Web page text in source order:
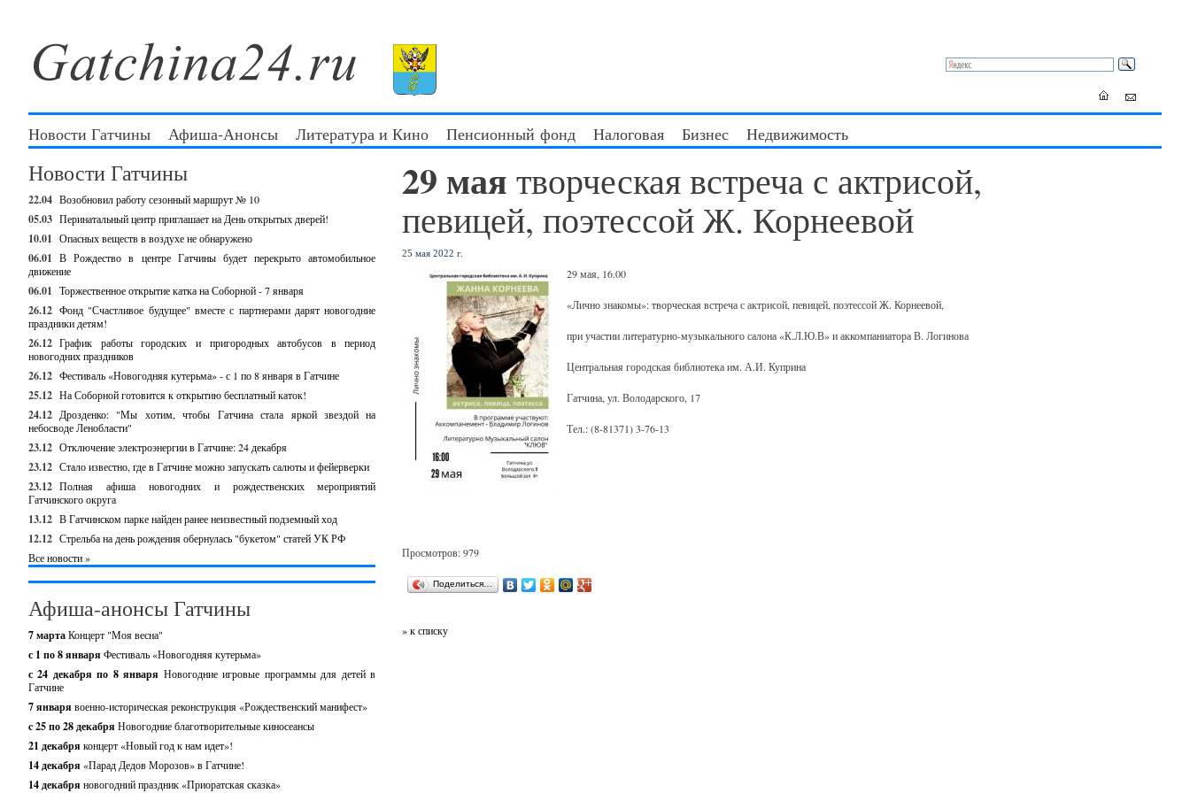
Новости Гатчины Афиша-Анонсы Литература и Кино Пенсионный фонд Налоговая Бизнес Недвижимость
Новости Гатчины
22.04 Возобновил работу сезонный маршрут № 10
05.03 Перинатальный центр приглашает на День открытых дверей!
10.01 Опасных веществ в воздухе не обнаружено
06.01 В Рождество в центре Гатчины будет перекрыто автомобильное
движение
06.01 Торжественное открытие катка на Соборной - 7 января
26.12 Фонд "Счастливое будущее" вместе с партнерами дарят новогодние
праздники детям!
26.12 График работы городских и пригородных автобусов в период
новогодних праздников
26.12 Фестиваль «Новогодняя кутерьма» - с 1 по 8 января в Гатчине
25.12 На Соборной готовится к открытию бесплатный каток!
24.12 Дрозденко: "Мы хотим, чтобы Гатчина стала яркой звездой на
небосводе Ленобласти"
23.12 Отключение электроэнергии в Гатчине: 24 декабря
23.12 Стало известно, где в Гатчине можно запускать салюты и фейерверки
23.12 Полная афиша новогодних и рождественских мероприятий
Гатчинского округа
13.12 В Гатчинском парке найден ранее неизвестный подземный ход
12.12 Стрельба на день рождения обернулась "букетом" статей УК РФ
Все новости »
Афиша-анонсы Гатчины
7 мартаКонцерт "Моя весна"
с 1 по 8 января Фестиваль «Новогодняя кутерьма»
с 24 декабря по 8 января Новогодние игровые программы для детей в
Гатчине
7 января военно-историческая реконструкция «Рождественский манифест»
c 25 по 28 декабря Новогодние благотворительные киносеансы
21 декабря концерт «Новый год к нам идет»!
14 декабря «Парад Дедов Морозов» в Гатчине!
14 декабря новогодний праздник «Приоратская сказка»
29 маятворческая встреча с актрисой,
певицей, поэтессой Ж. Корнеевой
25 мая 2022 г.
29 мая, 16.00
«Лично знакомы»: творческая встреча с актрисой, певицей, поэтессой Ж. Корнеевой,
при участии литературно-музыкального салона «К.Л.Ю.В» и аккомпаниатора В. Логинова
Центральная городская библиотека им. А.И. Куприна
Гатчина, ул. Володарского, 17
Тел.: (8-81371) 3-76-13
Просмотров: 979
Поделиться…
» к списку